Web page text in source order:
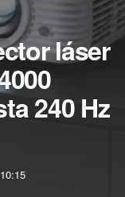
láser
240 Hz